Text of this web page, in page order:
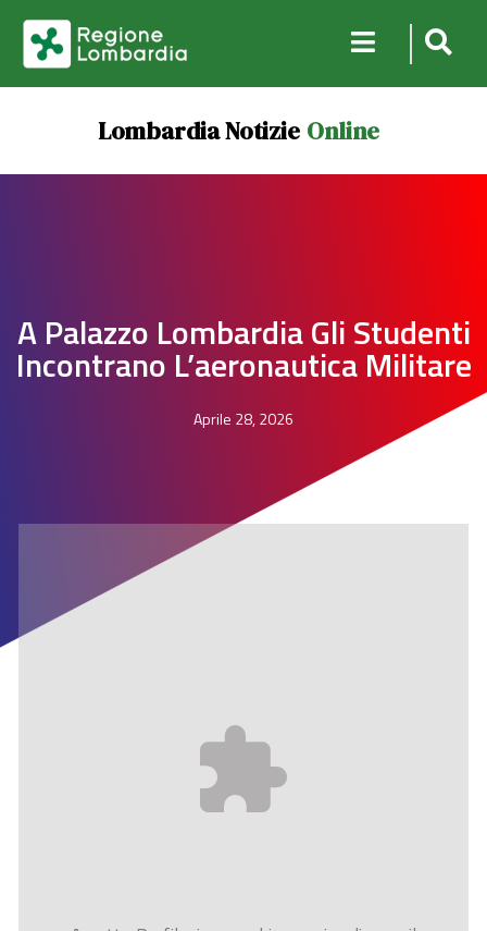
Lombardia Notizie Online
A Palazzo Lombardia Gli Studenti
Incontrano L’aeronautica Militare
Aprile 28, 2026